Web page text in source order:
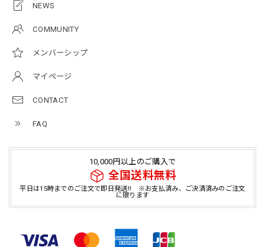
NEWS
COMMUNITY
メンバーシップ
マイページ
CONTACT
FAQ
10,000円以上のご購入で
全国送料無料
平日は15時までのご注文で即日発送!! ※お支払済み、ご決済済みのご注文
に限ります